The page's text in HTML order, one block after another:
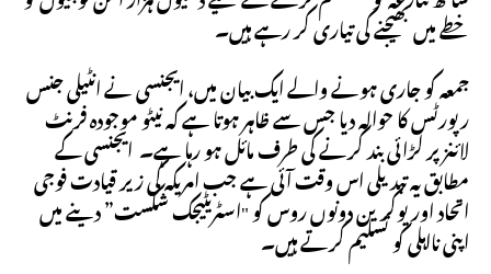
خطے میں بھیجنے کی تیاری کر رہے ہیں۔
جمعہ کو جاری ہونے والے ایک بیان میں، ایجنسی نے انٹیلی جنس
رپورٹس کا حوالہ دیا جس سے ظاہر ہوتا ہے کہ نیٹو موجودہ فرنٹ
لائنز پر لڑائی بند کرنے کی طرف مائل ہو رہا ہے۔ ایجنسی کے
مطابق یہ تبدیلی اس وقت آئی ہے جب امریکہ کی زیر قیادت فوجی
اتحاد اور یوکرین دونوں روس کو "اسٹریٹیجک شکست” دینے میں
اپنی نااہلی کو تسلیم کرتے ہیں۔